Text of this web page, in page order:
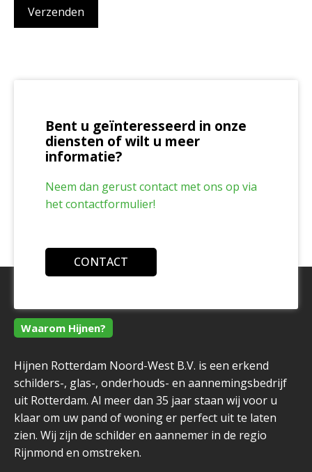
Bent u geïnteresseerd in onze
diensten of wilt u meer
informatie?
Neem dan gerust contact met ons op via
het contactformulier!
CONTACT
Waarom Hijnen?
Hijnen Rotterdam Noord-West B.V. is een erkend
schilders-, glas-, onderhouds- en aannemingsbedrijf
uit Rotterdam. Al meer dan 35 jaar staan wij voor u
klaar om uw pand of woning er perfect uit te laten
zien. Wij zijn de schilder en aannemer in de regio
Rijnmond en omstreken.